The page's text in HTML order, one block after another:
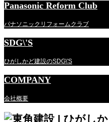
Panasonic Reform Club
パナソニックリフォームクラブ
SDG\'S
ひがしかど建設のSDG\'S
COMPANY
会社概要